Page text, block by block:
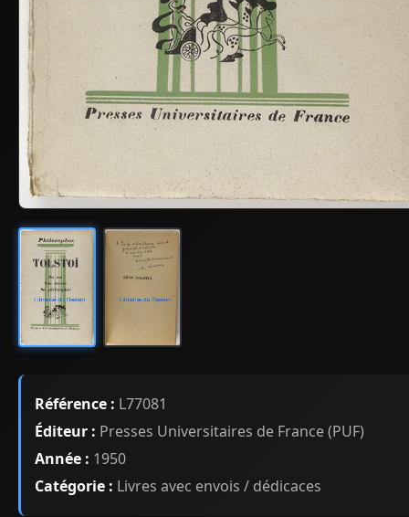
Référence : L77081
Éditeur : Presses Universitaires de France (PUF)
Année : 1950
Catégorie : Livres avec envois / dédicaces